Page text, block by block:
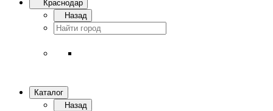
Краснодар
Назад
Каталог
Назад